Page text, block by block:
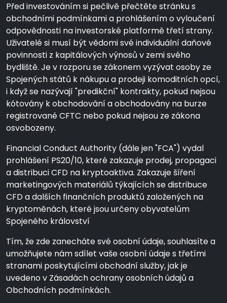
Před investováním si pečlivě přečtěte stránku s
obchodními podmínkami a prohlášením o vyloučení
odpovědnosti na investorské platformě třetí strany.
Uživatelé si musí být vědomi své individuální daňové
povinnosti z kapitálových výnosů v zemi svého
bydliště. Je v rozporu se zákonem vyzývat osoby ze
Spojených států k nákupu a prodeji komoditních opcí,
i když se nazývají "predikční" kontrakty, pokud nejsou
kótovány k obchodování a obchodovány na burze
registrované CFTC nebo pokud nejsou ze zákona
osvobozeny.
Financial Conduct Authority (dále jen "FCA") vydal
prohlášení PS20/10, které zakazuje prodej, propagaci
a distribuci CFD na kryptoaktiva. Zakazuje šíření
marketingových materiálů týkajících se distribuce
CFD a dalších finančních produktů založených na
kryptoměnách, které jsou určeny obyvatelům
Spojeného království
Tím, že zde zanecháte své osobní údaje, souhlasíte a
umožňujete nám sdílet vaše osobní údaje s třetími
stranami poskytujícími obchodní služby, jak je
uvedeno v Zásadách ochrany osobních údajů a
Obchodních podmínkách.